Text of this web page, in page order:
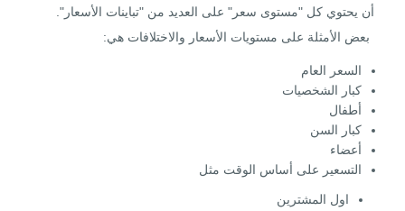
أن يحتوي كل "مستوى سعر" على العديد من "تباينات الأسعار".
بعض الأمثلة على مستويات الأسعار والاختلافات هي:
السعر العام
كبار الشخصيات
أطفال
كبار السن
أعضاء
التسعير على أساس الوقت مثل
اول المشترين